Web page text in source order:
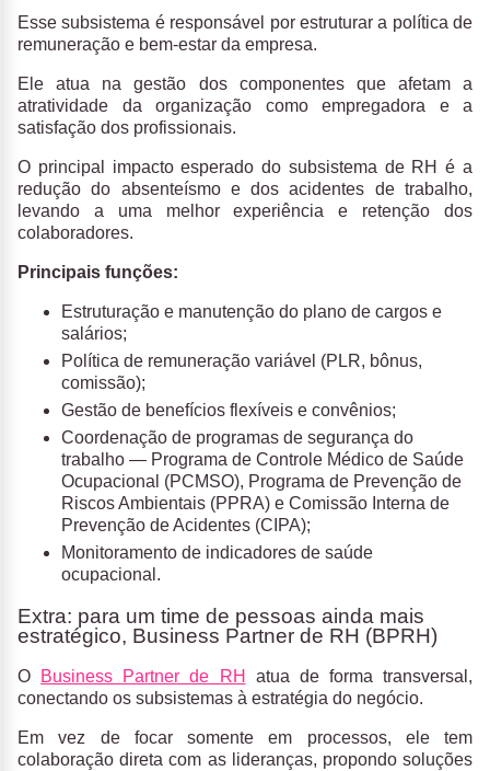
Esse subsistema é responsável por estruturar a política de
remuneração e bem-estar da empresa.
Ele atua na gestão dos componentes que afetam a
atratividade da organização como empregadora e a
satisfação dos profissionais.
O principal impacto esperado do subsistema de RH é a
redução do absenteísmo e dos acidentes de trabalho,
levando a uma melhor experiência e retenção dos
colaboradores.
Principais funções:
Estruturação e manutenção do plano de cargos e
salários;
Política de remuneração variável (PLR, bônus,
comissão);
Gestão de benefícios flexíveis e convênios;
Coordenação de programas de segurança do
trabalho — Programa de Controle Médico de Saúde
Ocupacional (PCMSO), Programa de Prevenção de
Riscos Ambientais (PPRA) e Comissão Interna de
Prevenção de Acidentes (CIPA);
Monitoramento de indicadores de saúde
ocupacional.
Extra: para um time de pessoas ainda mais
estratégico, Business Partner de RH (BPRH)
O Business Partner de RH
atua de forma transversal,
conectando os subsistemas à estratégia do negócio.
Em vez de focar somente em processos, ele tem
colaboração direta com as lideranças, propondo soluções